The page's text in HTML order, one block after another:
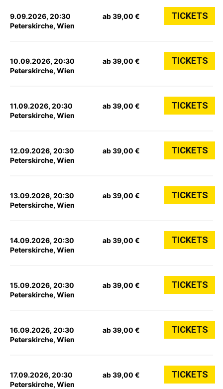
9.09.2026, 20:30
Peterskirche, Wien
ab 39,00 € TICKETS
10.09.2026, 20:30
Peterskirche, Wien
ab 39,00 € TICKETS
11.09.2026, 20:30
Peterskirche, Wien
ab 39,00 € TICKETS
12.09.2026, 20:30
Peterskirche, Wien
ab 39,00 € TICKETS
13.09.2026, 20:30
Peterskirche, Wien
ab 39,00 € TICKETS
14.09.2026, 20:30
Peterskirche, Wien
ab 39,00 € TICKETS
15.09.2026, 20:30
Peterskirche, Wien
ab 39,00 € TICKETS
16.09.2026, 20:30
Peterskirche, Wien
ab 39,00 € TICKETS
17.09.2026, 20:30
Peterskirche, Wien
ab 39,00 € TICKETS